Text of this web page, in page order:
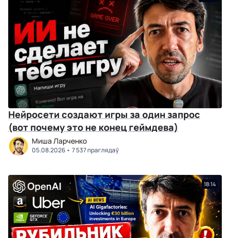
Нейросети создают игры за один запрос
(вот почему это не конец геймдева)
Миша Ларченко
05.08.2026 7 537 праглядаў
18:14